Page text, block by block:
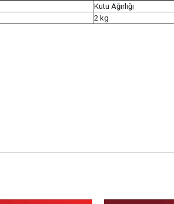
Kutu Ağırlığı
2 kg